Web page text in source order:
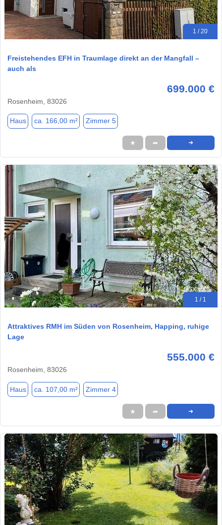
1 / 20
Freistehendes EFH in Traumlage direkt an der Mangfall –
auch als
699.000 €
Rosenheim, 83026
Haus ca. 166,00 m² Zimmer 5
★ ➦ ➜
1 / 1
Attraktives RMH im Süden von Rosenheim, Happing, ruhige
Lage
555.000 €
Rosenheim, 83026
Haus ca. 107,00 m² Zimmer 4
★ ➦ ➜